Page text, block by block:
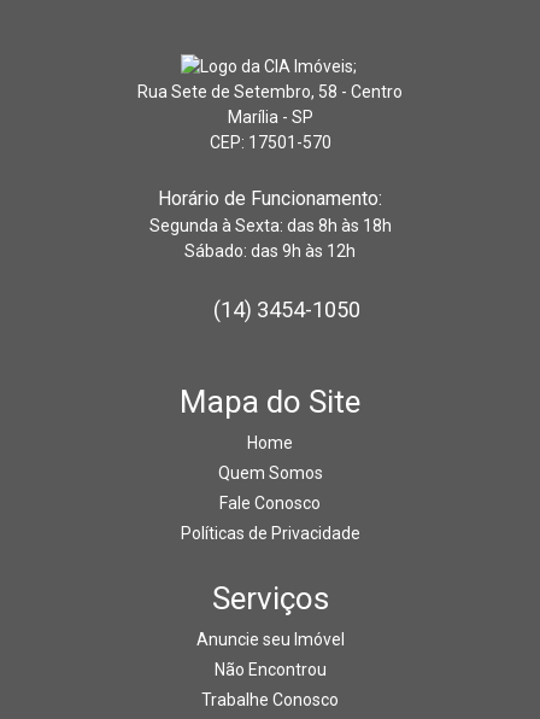
Rua Sete de Setembro, 58 - Centro
Marília - SP
CEP: 17501-570
Horário de Funcionamento:
Segunda à Sexta: das 8h às 18h
Sábado: das 9h às 12h
(14) 3454-1050
Mapa do Site
Home
Quem Somos
Fale Conosco
Políticas de Privacidade
Serviços
Anuncie seu Imóvel
Não Encontrou
Trabalhe Conosco